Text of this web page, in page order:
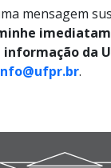
mensagem
da
.